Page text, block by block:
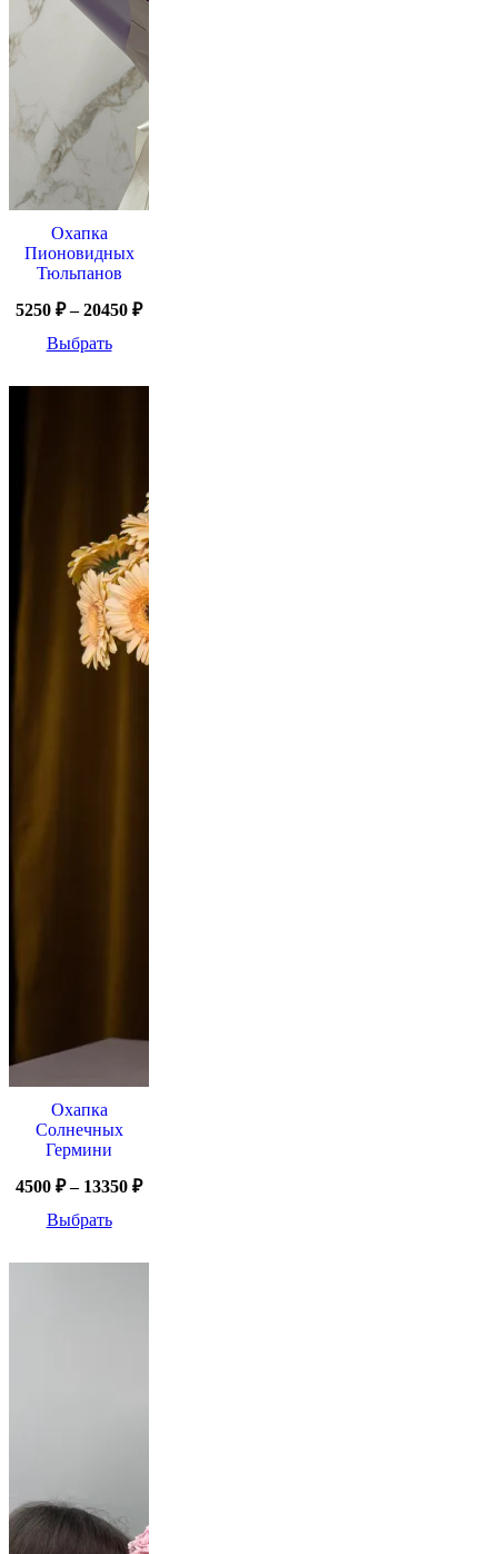
Охапка
Пионовидных
Тюльпанов
5250 ₽–20450 ₽
Выбрать
Охапка
Солнечных
Гермини
4500 ₽– 13350 ₽
Выбрать